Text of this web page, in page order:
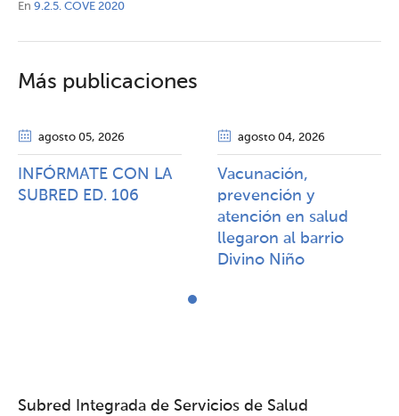
En 9.2.5. COVE 2020
Más publicaciones
agosto 05, 2026
INFÓRMATE CON LA
SUBRED ED. 106
agosto 04, 2026
Vacunación,
prevención y
atención en salud
llegaron al barrio
Divino Niño
Subred Integrada de Servicios de Salud